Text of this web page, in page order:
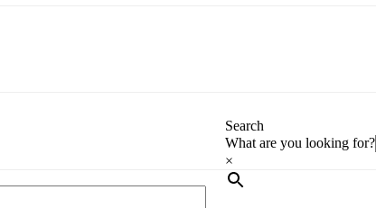
Search
What are you looking for?
×